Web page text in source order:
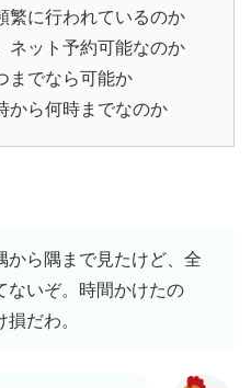
繁に行われているのか
ネット予約可能なのか
までなら可能か
から何時までなのか
から隅まで見たけど、全
ないぞ。時間かけたの
だわ。